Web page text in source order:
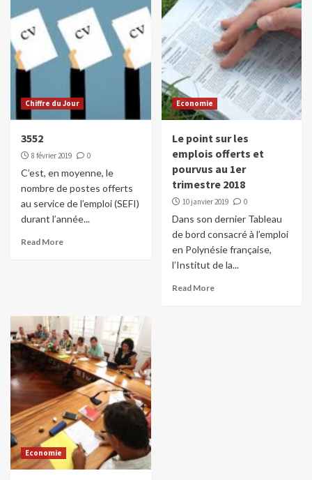
Chiffre du Jour
3552
8 février 2019 0
C’est, en moyenne, le
nombre de postes offerts
au service de l’emploi (SEFI)
durant l’année...
Read More
Economie
Le point sur les
emplois offerts et
pourvus au 1er
trimestre 2018
10 janvier 2019 0
Dans son dernier Tableau
de bord consacré à l’emploi
en Polynésie française,
l’Institut de la...
Read More
Economie